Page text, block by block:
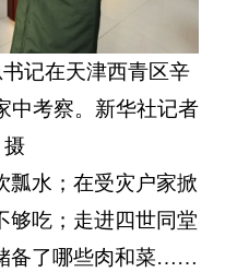
记在天津西青区辛
中考察。新华社记者
摄
瓢水；在受灾户家掀
够吃；走进四世同堂
备了哪些肉和菜……